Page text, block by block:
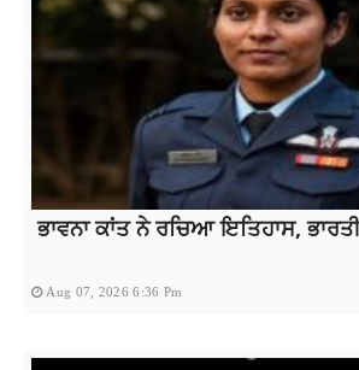
ਭਾਵਨਾ ਕਾਂਤ ਨੇ ਰਚਿਆ ਇਤਿਹਾਸ,
Aug 07, 2026 6:36 Pm